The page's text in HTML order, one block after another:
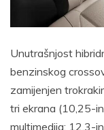
Unutrašnjost
benzinskog
zamijenjen
tri ekrana (10,25-
multimedija; 12,3-